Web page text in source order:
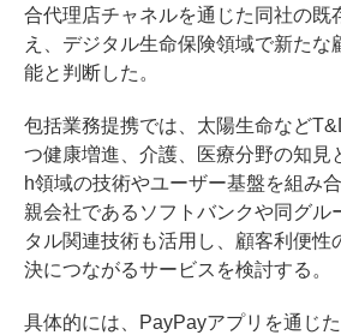
合代理店チャネルを通じた同社の既
え、デジタル生命保険領域で新たな
能と判断した。
包括業務提携では、太陽生命など
つ健康増進、介護、医療分野の知見
h領域の技術やユーザー基盤を組み
親会社であるソフトバンクや同グル
タル関連技術も活用し、顧客利便性
決につながるサービスを検討する。
具体的には、PayPayアプリを通じ